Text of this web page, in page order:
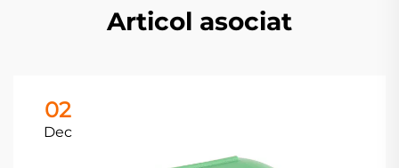
Articol asociat
02
Dec